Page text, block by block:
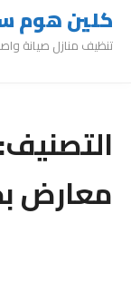
كلين هوم سيرفس
تنظيف منازل صيانة واصلاح
التصنيف:
معارض